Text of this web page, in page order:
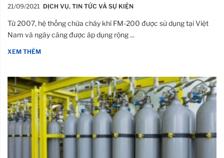
21/09/2021 DỊCH VỤ, TIN TỨC VÀ SỰ KIỆN
Từ 2007, hệ thống chữa cháy khí FM-200 được sử dụng tại Việt
Nam và ngày càng được áp dụng rộng ...
XEM THÊM